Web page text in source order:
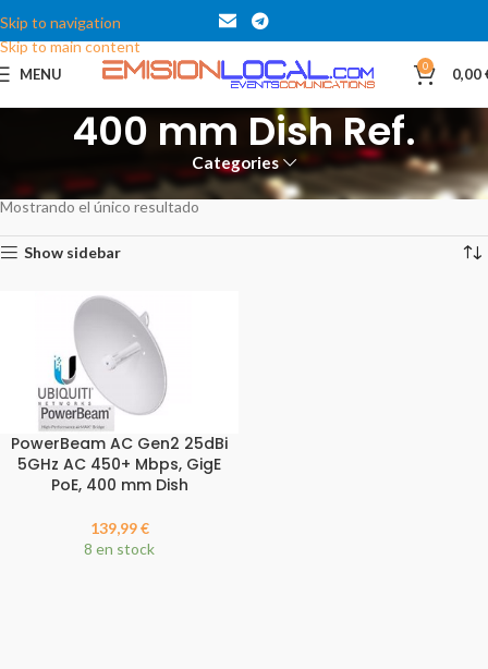
Skip to navigation
Skip to main content
MENU 0 0,00
400 mm Dish Ref.
Categories
Inicio
Productos etiquetados “400 mm Dish Ref.”
Mostrando el único resultado
Show sidebar
PowerBeam AC Gen2 25dBi
5GHz AC 450+ Mbps, GigE
PoE, 400 mm Dish
139,99€
8 en stock